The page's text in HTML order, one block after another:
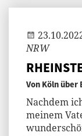
NRW
Von Köln über
Nachdem
meinem